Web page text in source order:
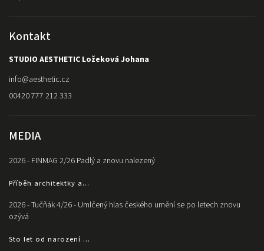
Kontakt
STUDIO AESTHETIC Ložeková Johana
info@aesthetic.cz
00420 777 212 333
MEDIA
2026 - FINMAG 2/26 Padlý a znovu nalezený
Příběh architektky a...
2026 - Tučňák 4/26 - Umlčený hlas českého umění se po letech znovu
ozývá
Sto let od narození ...